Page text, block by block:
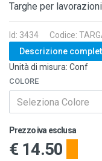
Targhe per
Id: 3434 Codice:
Descrizione
Unità di misura: Conf
COLORE
Seleziona Colore
Prezzo iva esclusa
€ 14.50